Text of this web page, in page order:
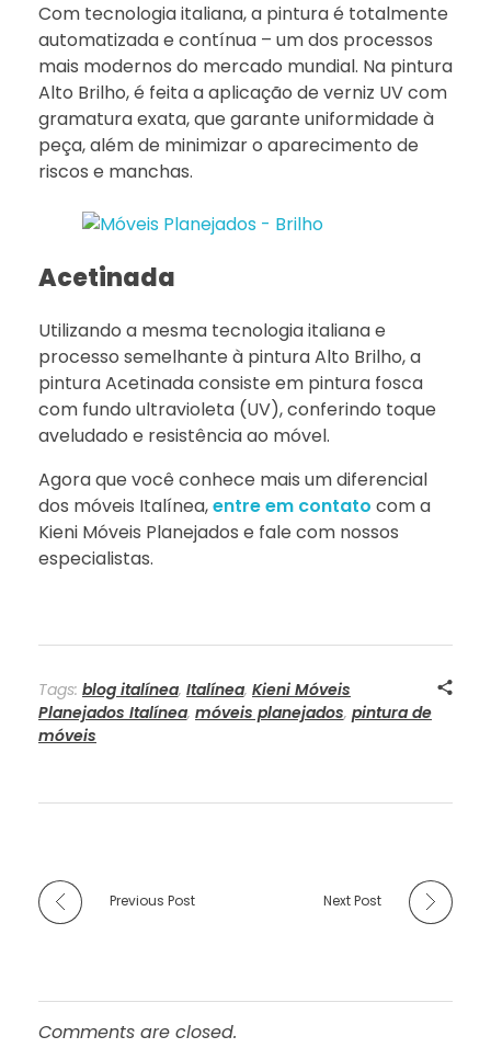
Com tecnologia italiana, a pintura é totalmente
automatizada e contínua – um dos processos
mais modernos do mercado mundial. Na pintura
Alto Brilho, é feita a aplicação de verniz UV com
gramatura exata, que garante uniformidade à
peça, além de minimizar o aparecimento de
riscos e manchas.
Acetinada
Utilizando a mesma tecnologia italiana e
processo semelhante à pintura Alto Brilho, a
pintura Acetinada consiste em pintura fosca
com fundo ultravioleta (UV), conferindo toque
aveludado e resistência ao móvel.
Agora que você conhece mais um diferencial
dos móveis Italínea,entre em contato com a
Kieni Móveis Planejados e fale com nossos
especialistas.
Tags: blog italínea, Italínea, Kieni Móveis
Planejados Italínea, móveis planejados, pintura de
móveis
Previous Post Next Post
Comments are closed.